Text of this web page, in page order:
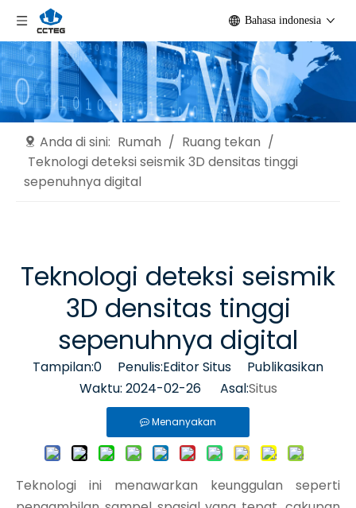
Bahasa indonesia
Anda di sini: Rumah / Ruang tekan /
Teknologi deteksi seismik 3D densitas tinggi
sepenuhnya digital
Teknologi deteksi seismik
3D densitas tinggi
sepenuhnya digital
Tampilan:0 Penulis:Editor Situs Publikasikan
Waktu: 2024-02-26 Asal:Situs
Menanyakan
Teknologi ini menawarkan keunggulan seperti